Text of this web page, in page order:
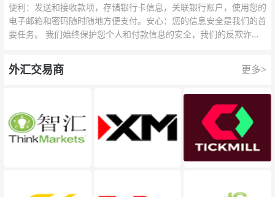
便利：发送和接收款项，存储银行卡信息，关联银行账户，使用您的
电子邮箱和密码随时随地方便支付。安心：您的信息安全是我们的首
要任务。 我们始终保护您个人和付款信息的安全，我们的反欺诈团
外汇交易商 更多>